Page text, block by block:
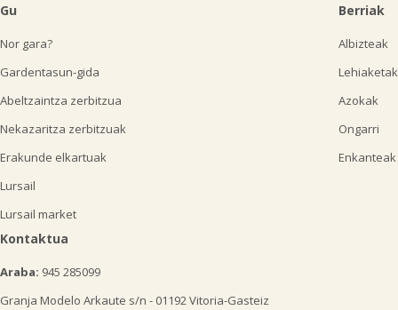
Gu
Nor gara?
Gardentasun-gida
Abeltzaintza zerbitzua
Nekazaritza zerbitzuak
Erakunde elkartuak
Lursail
Lursail market
Berriak
Albizteak
Lehiaketak
Azokak
Ongarri
Enkanteak
Kontaktua
Araba: 945 285099
Granja Modelo Arkaute s/n - 01192 Vitoria-Gasteiz